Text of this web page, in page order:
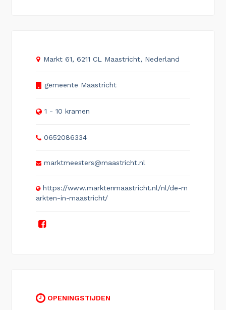
Markt 61, 6211 CL Maastricht, Nederland
gemeente Maastricht
1 - 10 kramen
0652086334
marktmeesters@maastricht.nl
https://www.marktenmaastricht.nl/nl/de-m
arkten-in-maastricht/
OPENINGSTIJDEN